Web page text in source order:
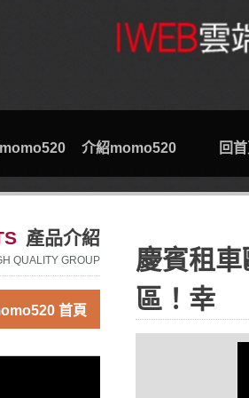
介紹momo520 回
產品介紹
QUALITY GROUP
首頁
慶賓租
區！幸